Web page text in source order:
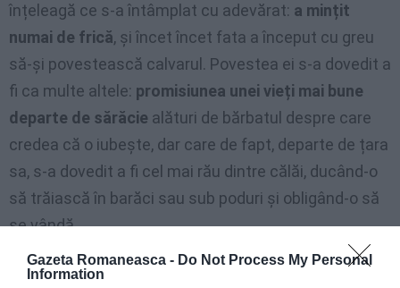
Gazeta Romaneasca - Do Not Process My Personal
Information
înțeleagă ce s-a întâmplat cu adevărat: a mințit
numai de frică, și încet încet fata a început cu greu
să-și povestească calvarul. Povestea ei s-a dovedit a
fi ca multe altele: promisiunea unei vieți mai bune
departe de sărăcie alături de bărbatul despre care
credea că o iubește, dar care de fapt, departe de țara
sa, s-a dovedit a fi cel mai rău dintre călăi, ducând-o
să trăiască în barăci sau sub poduri și obligând-o să
se vândă.
Bărbatul, un român de 44 de ani, a fost arestat de